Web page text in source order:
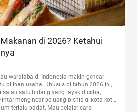
di 2026? Ketahui
waralaba di Indonesia makin gencar
pilihan usaha. Khusus di tahun 2026 ini,
salah satu bidang yang layak dicoba,
mengincar peluang bisnis di kota-kota
terlalu padat. Mau belajar cara